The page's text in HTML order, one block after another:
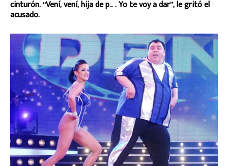
cinturón. “Vení, vení, hija de p… . Yo te voy a dar”, le gritó el
acusado.